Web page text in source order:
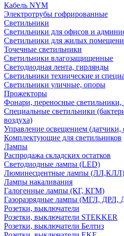
Кабель NYM
Электротрубы гофрированные
Светильники
Светильники для офисов и
Светильники для жилых
Точечные светильники
Светильники влагозащищенные
Светодиодная лента, гирлянды
Светильники технические и
Светильники уличные, опоры
Прожекторы
Фонари, переносные светильники,
Специальные светильники
воздуха)
Управление освещением (датчики,
Комплектующие для светильников
Лампы
Распродажа складских остатков
Светодиодные лампы (LED)
Люминесцентные лампы (ЛЛ,КЛЛ)
Лампы накаливания
Галогенные лампы (КГ, КГМ)
Газоразрядные лампы (МГЛ,
Розетки, выключатели
Розетки, выключатели STEKKER
Розетки, выключатели Белтиз